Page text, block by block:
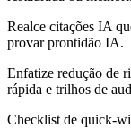
Realce citações IA
provar prontidão IA.
Enfatize redução de
rápida e trilhos de
Checklist de quick-